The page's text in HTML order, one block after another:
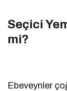
Seçici
mi?
Ebeveynler